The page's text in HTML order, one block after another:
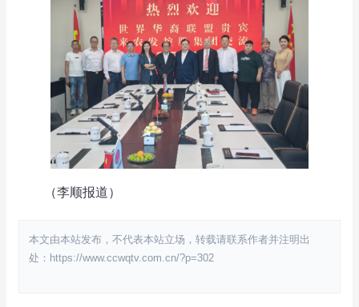
（李顺报道）
本文由本站发布，不代表本站立场，转载请联系作者并注明出
处：https://www.ccwqtv.com.cn/?p=302